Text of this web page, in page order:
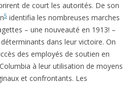
de court les autorités. De son
5 identifia les nombreuses marches
– une nouveauté en 1913! –
dans leur victoire. On
des employés de soutien en
à leur utilisation de moyens
et confrontants. Les